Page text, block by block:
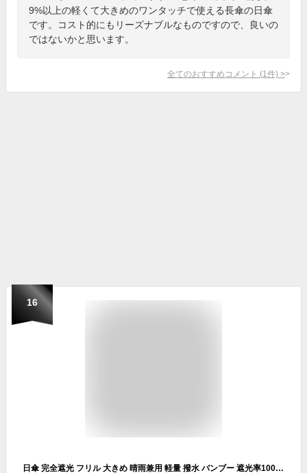
9%以上の軽くて大きめのワンタッチで使える長傘の日傘
です。コスト的にもリーズナブルなものですので、良いの
ではないかと思います。
全てのおすすめコメント (1 件) >
16
日傘 完全遮光 フリル 大きめ 晴雨兼用 軽量 撥水 バンブー 遮光率100% 遮熱 涼しい かわいい ゴルフ おしゃれ 傘 雨傘 大人 内側 黒 UVカット 親骨55cm